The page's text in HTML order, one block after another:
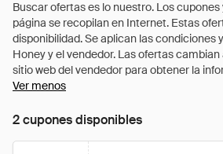
Ver menos
2 cupones disponibles